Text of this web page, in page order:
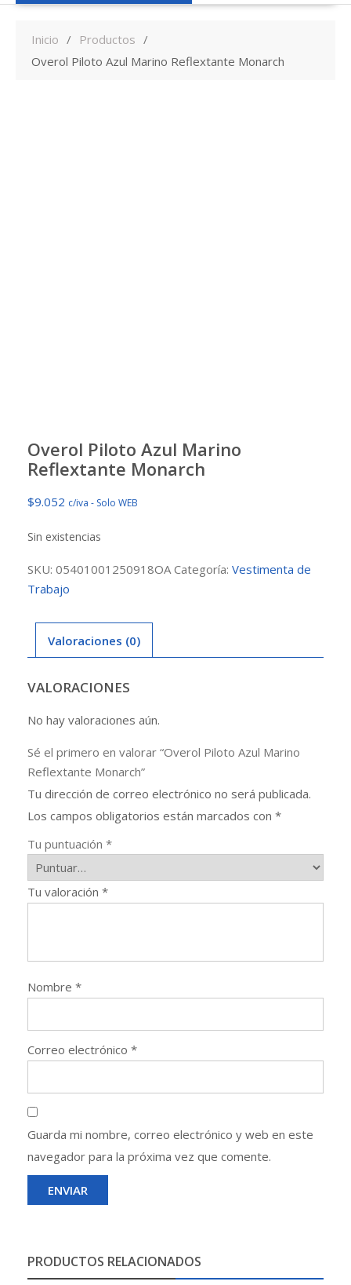
Inicio
Productos
Overol Piloto Azul Marino Reflextante Monarch
Overol Piloto Azul Marino
Reflextante Monarch
$9.052 c/iva - Solo WEB
Sin existencias
SKU: 05401001250918OA Categoría: Vestimenta de
Trabajo
Valoraciones (0)
VALORACIONES
No hay valoraciones aún.
Sé el primero en valorar “Overol Piloto Azul Marino
Reflextante Monarch”
Tu dirección de correo electrónico no será publicada.
Los campos obligatorios están marcados con *
Tu puntuación *
Tu valoración *
Nombre *
Correo electrónico *
Guarda mi nombre, correo electrónico y web en este
navegador para la próxima vez que comente.
PRODUCTOS RELACIONADOS